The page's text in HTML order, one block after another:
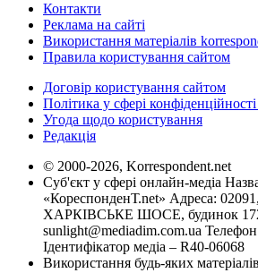
Контакти
Реклама на сайті
Використання матеріалів
Правила користування сайтом
Договір користування сайтом
Політика у сфері
Угода щодо користування
Редакція
© 2000-2026, Korrespondent.net
Суб'єкт у сфері онлайн-медіа
«КореспонденТ.net» Адреса:
ХАРКІВСЬКЕ ШОСЕ, будинок
sunlight@mediadim.com.ua
Ідентифікатор медіа – R40-06068
Використання будь-яких